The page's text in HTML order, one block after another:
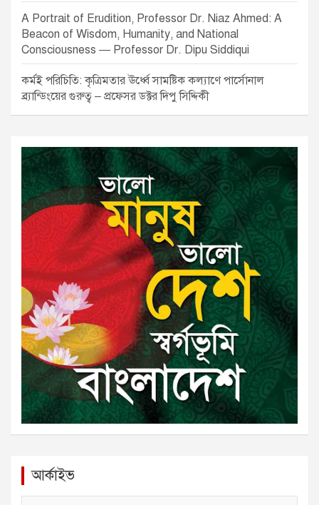
A Portrait of Erudition, Professor Dr. Niaz Ahmed: A
Beacon of Wisdom, Humanity, and National
Consciousness — Professor Dr. Dipu Siddiqui
কর্মই পরিচিতি: কৃত্রিমতার ঊর্ধ্বে সামষ্টিক কল্যাণে পার্সোনাল
ব্র্যান্ডিংয়ের গুরুত্ব – প্রফেসর ডক্টর দিপু সিদ্দিকী
আর্কাইভ